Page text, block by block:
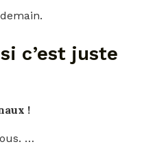
c’est juste
!
…